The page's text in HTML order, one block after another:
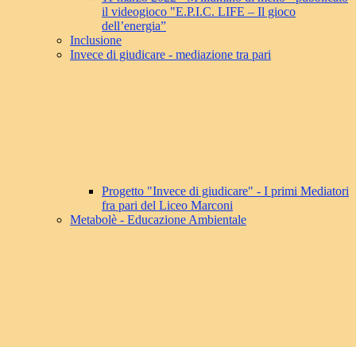
il videogioco "E.P.I.C. LIFE – Il gioco
dell’energia”
Inclusione
Invece di giudicare - mediazione tra pari
Progetto "Invece di giudicare" - I primi Mediatori
fra pari del Liceo Marconi
Metabolè - Educazione Ambientale